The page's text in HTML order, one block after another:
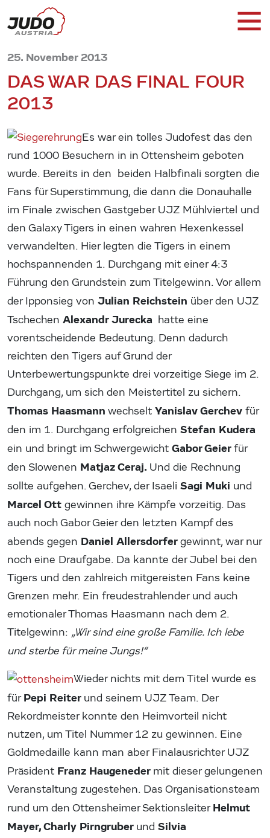
25. November 2013
DAS WAR DAS FINAL FOUR
2013
Es war ein tolles Judofest das den
rund 1000 Besuchern in in Ottensheim geboten
wurde. Bereits in den beiden Halbfinali sorgten die
Fans für Superstimmung, die dann die Donauhalle
im Finale zwischen Gastgeber UJZ Mühlviertel und
den Galaxy Tigers in einen wahren Hexenkessel
verwandelten. Hier legten die Tigers in einem
hochspannenden 1. Durchgang mit einer 4:3
Führung den Grundstein zum Titelgewinn. Vor allem
der Ipponsieg von Julian Reichstein über den UJZ
Tschechen Alexandr Jurecka hatte eine
vorentscheidende Bedeutung. Denn dadurch
reichten den Tigers auf Grund der
Unterbewertungspunkte drei vorzeitige Siege im 2.
Durchgang, um sich den Meistertitel zu sichern.
Thomas Haasmann wechselt Yanislav Gerchev für
den im 1. Durchgang erfolgreichen Stefan Kudera
ein und bringt im Schwergewicht Gabor Geierfür
den Slowenen Matjaz Ceraj. Und die Rechnung
sollte aufgehen. Gerchev, der Isaeli Sagi Muki und
Marcel Ott gewinnen ihre Kämpfe vorzeitig. Das
auch noch Gabor Geier den letzten Kampf des
abends gegen Daniel Allersdorfergewinnt, war nur
noch eine Draufgabe. Da kannte der Jubel bei den
Tigers und den zahlreich mitgereisten Fans keine
Grenzen mehr. Ein freudestrahlender und auch
emotionaler Thomas Haasmann nach dem 2.
Titelgewinn: „Wir sind eine große Familie. Ich lebe
und sterbe für meine Jungs!“
Wieder nichts mit dem Titel wurde es
fürPepi Reiter und seinem UJZ Team. Der
Rekordmeister konnte den Heimvorteil nicht
nutzen, um Titel Nummer 12 zu gewinnen. Eine
Goldmedaille kann man aber Finalausrichter UJZ
Präsident Franz Haugeneder mit dieser gelungenen
Veranstaltung zugestehen. Das Organisationsteam
rund um den Ottensheimer SektionsleiterHelmut
Mayer,Charly Pirngruber und Silvia